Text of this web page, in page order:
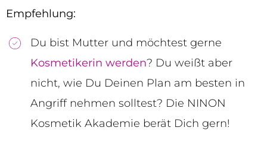
Empfehlung:
Du bist Mutter und möchtest gerne
Kosmetikerin werden? Du weißt aber
nicht, wie Du Deinen Plan am besten in
Angriff nehmen solltest? Die NINON
Kosmetik Akademie berät Dich gern!